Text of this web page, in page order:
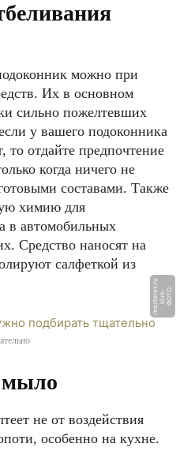
можно при
Их в основном
сильно пожелтевших
у вашего подоконника
то отдайте предпочтение
когда ничего не
составами. Также
химию для
в автомобильных
Средство наносят на
салфеткой из
Ф
О
Т
О:
kl
u
b
-m
a
s
t
e
r
ov.
r
u
мыло
не от воздействия
особенно на кухне.